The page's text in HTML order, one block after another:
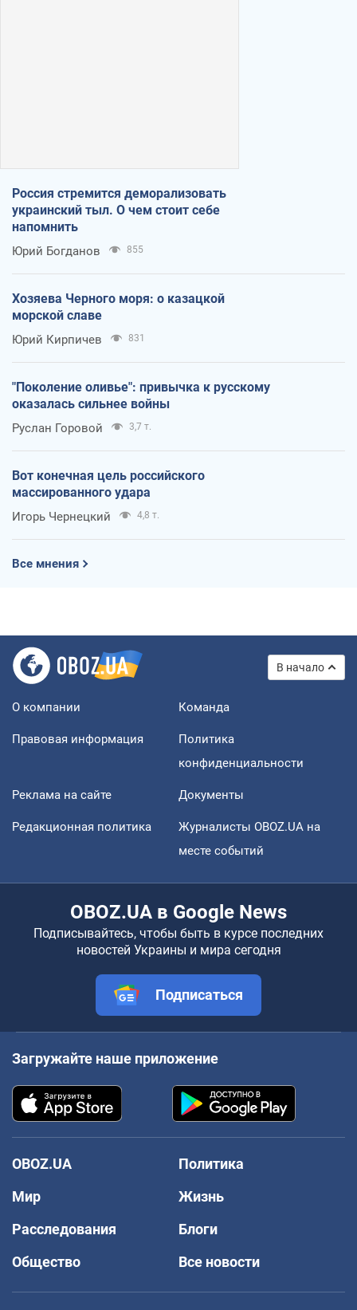
Россия стремится деморализовать
украинский тыл. О чем стоит себе
напомнить
Юрий Богданов 855
Хозяева Черного моря: о казацкой
морской славе
Юрий Кирпичев 831
"Поколение оливье": привычка к русскому
оказалась сильнее войны
Руслан Горовой 3,7 т.
Вот конечная цель российского
массированного удара
Игорь Чернецкий 4,8 т.
Все мнения
В начало
О компании Команда
Правовая информация
Политика
конфиденциальности
Реклама на сайте Документы
Редакционная политика
Журналисты OBOZ.UA на
месте событий
OBOZ.UA в Google News
Подписывайтесь, чтобы быть в курсе последних
новостей Украины и мира сегодня
Подписаться
Загружайте наше приложение
OBOZ.UA
Политика
Мир
Жизнь
Расследования
Блоги
Общество
Все новости